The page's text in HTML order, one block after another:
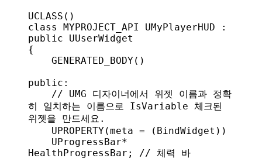
UCLASS ()
class
MYPROJECT_API UMyPlayerHUD
public UUserWidget
{
    GENERATED_BODY
()
public:
히 일치하는 이름으로 IsVariable 체크된
위젯을 만드세요.
    UPROPERTY
(meta = (BindWidget))
HealthProgressBar;
// 체력 바